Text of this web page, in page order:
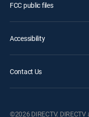
FCC public files
Accessibility
Contact Us
©2026 DIRECTV.